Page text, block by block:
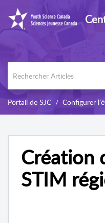
Portail de SJC Configurer
Création
STIM